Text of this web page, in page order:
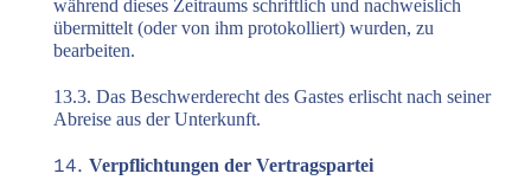
während dieses Zeitraums schriftlich und nachweislich
übermittelt (oder von ihm protokolliert) wurden, zu
bearbeiten.
13.3. Das Beschwerderecht des Gastes erlischt nach seiner
Abreise aus der Unterkunft.
Verpflichtungen der Vertragspartei